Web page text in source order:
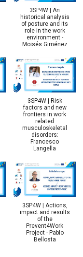
3SP4W | An
historical analysis
of posture and its
role in the work
environment -
Moisés Giménez
3SP4W | Risk
factors and new
frontiers in work
related
musculoskeletal
disorders:
Francesco
Langella
3SP4W | Actions,
impact and results
of the
Prevent4Work
Project - Pablo
Bellosta